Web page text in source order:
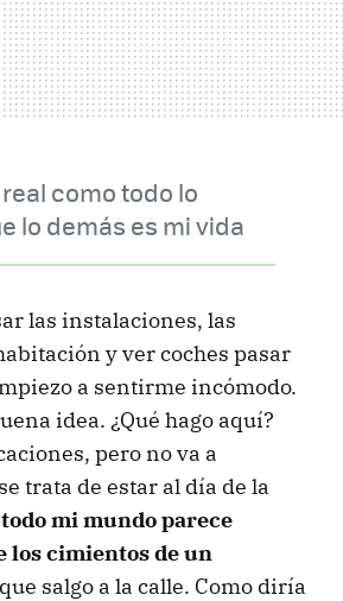
como todo lo
lo demás es mi vida
las instalaciones, las
y ver coches pasar
a sentirme incómodo.
idea. ¿Qué hago aquí?
pero no va a
trata de estar al día de la
todo mi mundo parece
los cimientos de un
salgo a la calle. Como diría